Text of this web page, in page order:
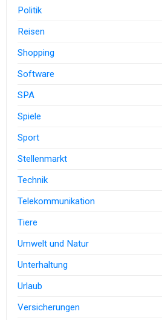
Politik
Reisen
Shopping
Software
SPA
Spiele
Sport
Stellenmarkt
Technik
Telekommunikation
Tiere
Umwelt und Natur
Unterhaltung
Urlaub
Versicherungen